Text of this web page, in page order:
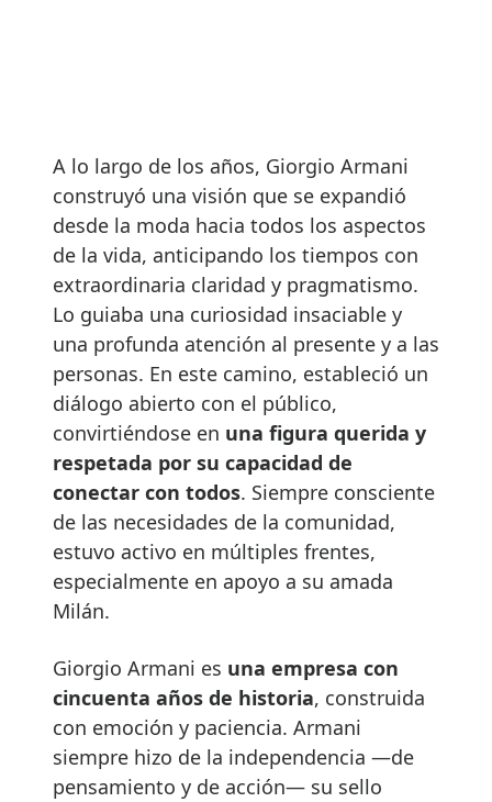
A lo largo de los años, Giorgio Armani
construyó una visión que se expandió
desde la moda hacia todos los aspectos
de la vida, anticipando los tiempos con
extraordinaria claridad y pragmatismo.
Lo guiaba una curiosidad insaciable y
una profunda atención al presente y a las
personas. En este camino, estableció un
diálogo abierto con el público,
convirtiéndose en una figura querida y
respetada por su capacidad de
conectar con todos. Siempre consciente
de las necesidades de la comunidad,
estuvo activo en múltiples frentes,
especialmente en apoyo a su amada
Milán.
Giorgio Armani es una empresa con
cincuenta años de historia, construida
con emoción y paciencia. Armani
siempre hizo de la independencia —de
pensamiento y de acción— su sello